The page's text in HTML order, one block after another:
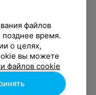
файлов
позднее время.
о целях,
вы можете
файлов cookie